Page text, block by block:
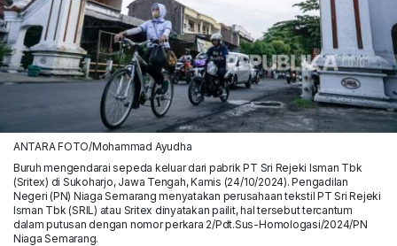
ANTARA FOTO/Mohammad Ayudha
Buruh mengendarai sepeda keluar dari pabrik PT Sri Rejeki Isman Tbk
(Sritex) di Sukoharjo, Jawa Tengah, Kamis (24/10/2024). Pengadilan
Negeri (PN) Niaga Semarang menyatakan perusahaan tekstil PT Sri Rejeki
Isman Tbk (SRIL) atau Sritex dinyatakan pailit, hal tersebut tercantum
dalam putusan dengan nomor perkara 2/Pdt.Sus-Homologasi/2024/PN
Niaga Semarang.